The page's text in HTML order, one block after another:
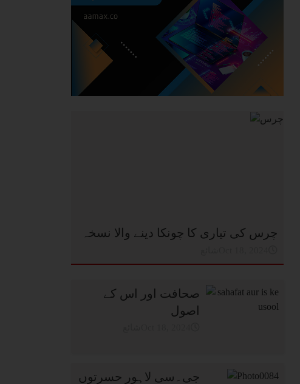
چرس کی تیاری کا چونکا دینے والا نسخہ
صحافت اور اس کے
اصول
جی۔سی لاہور حسرتوں